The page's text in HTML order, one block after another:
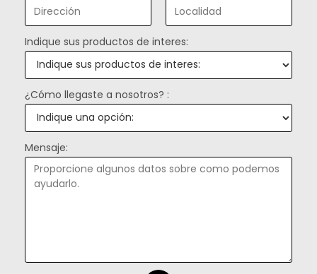
Indique sus productos de interes:
¿Cómo llegaste a nosotros? :
Mensaje: